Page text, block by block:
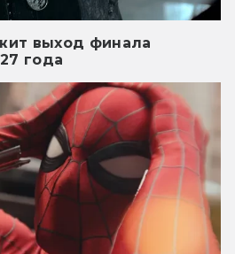
выход финала
года